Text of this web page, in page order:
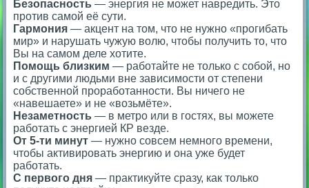
Безопасность — энергия не может навредить. Это
против самой её сути.
Гармония — акцент на том, что не нужно «прогибать
мир» и нарушать чужую волю, чтобы получить то, что
Вы на самом деле хотите.
Помощь близким— работайте не только с собой, но
и с другими людьми вне зависимости от степени
собственной проработанности. Вы ничего не
«навешаете» и не «возьмёте».
Незаметность— в метро или в гостях, вы можете
работать с энергией КР везде.
От 5-ти минут — нужно совсем немного времени,
чтобы активировать энергию и она уже будет
работать.
С первого дня — практикуйте сразу, как только